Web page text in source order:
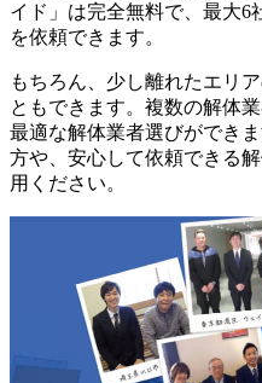
イド」は完全無料で、最大6
を依頼できます。
もちろん、少し離れたエリ
ともできます。複数の解体
最適な解体業者選びができ
方や、安心して依頼できる
用ください。